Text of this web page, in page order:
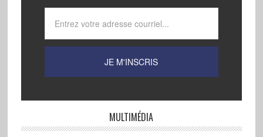
MULTIMÉDIA